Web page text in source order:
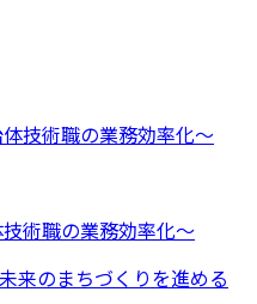
術職の業務効率化～